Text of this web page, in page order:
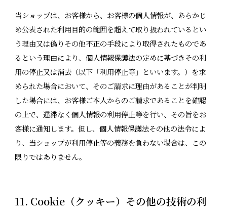
当ショップは、お客様から、お客様の個人情報が、あらかじ
め公表された利用目的の範囲を超えて取り扱われているとい
う理由又は偽りその他不正の手段により取得されたものであ
るという理由により、個人情報保護法の定めに基づきその利
用の停止又は消去（以下「利用停止等」といいます。）を求
められた場合において、そのご請求に理由があることが判明
した場合には、お客様ご本人からのご請求であることを確認
の上で、遅滞なく個人情報の利用停止等を行い、その旨をお
客様に通知します。但し、個人情報保護法その他の法令によ
り、当ショップが利用停止等の義務を負わない場合は、この
限りではありません。
11. Cookie（クッキー）その他の技術の利